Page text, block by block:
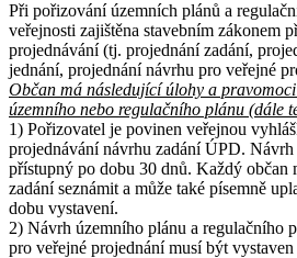
Při pořizování územních plánů a
veřejnosti zajištěna stavebním zákonem
projednávání (tj. projednání zadání,
jednání, projednání návrhu pro veřejné
Občan má následující úlohy a
územního nebo regulačního plánu (dále
1) Pořizovatel je povinen veřejnou
projednávání návrhu zadání ÚPD.
přístupný po dobu 30 dnů. Každý občan
zadání seznámit a může také písemně
dobu vystavení.
2) Návrh územního plánu a regulačního
pro veřejné projednání musí být